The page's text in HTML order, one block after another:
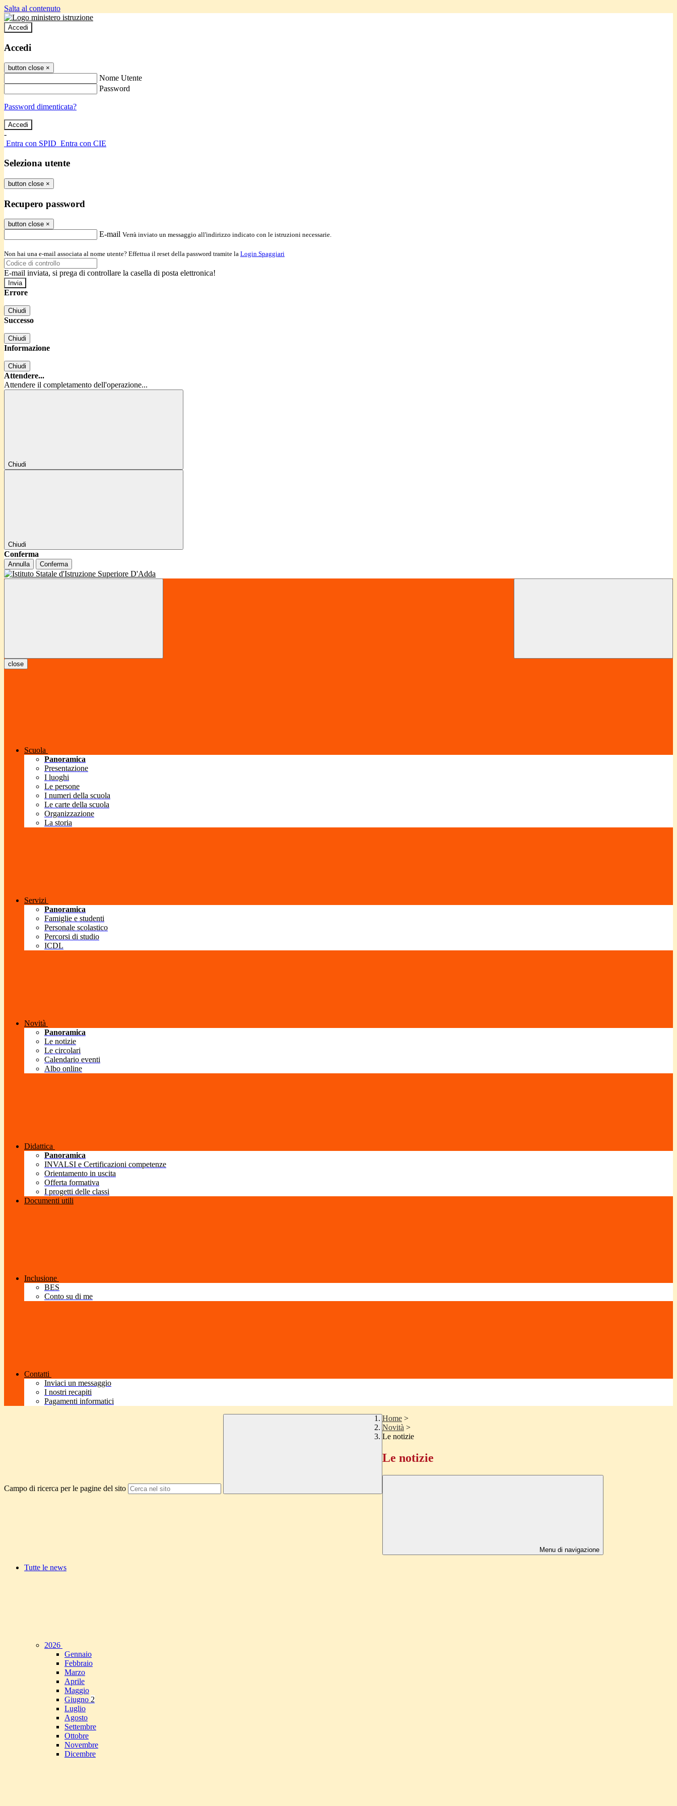
Salta al contenuto
Accedi
Accedi
button close ×
Nome Utente
Password
Password dimenticata?
-
Entra con SPID Entra con CIE
Seleziona utente
button close ×
Recupero password
button close ×
E-mail Verrà inviato un messaggio all'indirizzo indicato con le istruzioni necessarie.
Non hai una e-mail associata al nome utente? Effettua il reset della password tramite la Login Spaggiari
E-mail inviata, si prega di controllare la casella di posta elettronica!
Errore
Chiudi
Successo
Chiudi
Informazione
Chiudi
Attendere...
Attendere il completamento dell'operazione...
Chiudi
Chiudi
Conferma
Annulla Conferma
close
Scuola
Panoramica
Presentazione
I luoghi
Le persone
I numeri della scuola
Le carte della scuola
Organizzazione
La storia
Servizi
Panoramica
Famiglie e studenti
Personale scolastico
Percorsi di studio
ICDL
Novità
Panoramica
Le notizie
Le circolari
Calendario eventi
Albo online
Didattica
Panoramica
INVALSI e Certificazioni competenze
Orientamento in uscita
Offerta formativa
I progetti delle classi
Documenti utili
Inclusione
BES
Conto su di me
Contatti
Inviaci un messaggio
I nostri recapiti
Pagamenti informatici
Campo di ricerca per le pagine del sito
Home >
Novità >
Le notizie
Le notizie
Menu di navigazione
Tutte le news
2026
Gennaio
Febbraio
Marzo
Aprile
Maggio
Giugno 2
Luglio
Agosto
Settembre
Ottobre
Novembre
Dicembre